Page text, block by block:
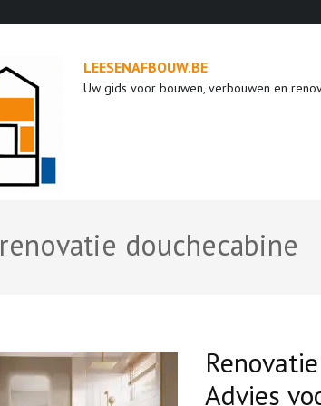
LEESENAFBOUW.BE
Uw gids voor bouwen, verbouwen en
renovatie douchecabine
Advies